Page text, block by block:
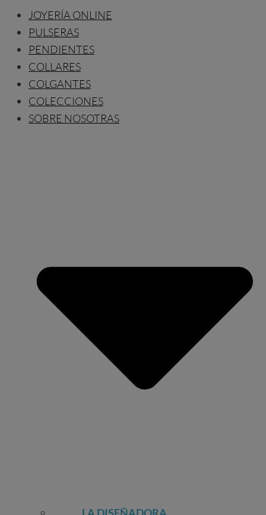
JOYERÍA ONLINE
PULSERAS
PENDIENTES
COLLARES
COLGANTES
COLECCIONES
SOBRE NOSOTRAS